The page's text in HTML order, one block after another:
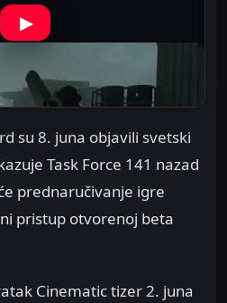
▶
su 8. juna objavili svetski
Task Force 141 nazad
prednaručivanje igre
pristup otvorenoj beta
Cinematic tizer 2. juna